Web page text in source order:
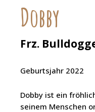
Dobby
Frz.
Geburtsjahr 2022
Dobby ist ein
seinem Menschen